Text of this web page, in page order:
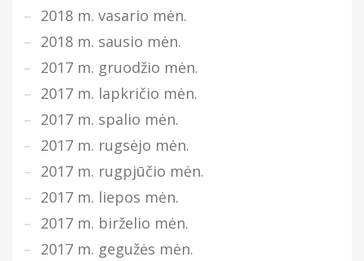
2018 m. vasario mėn.
2018 m. sausio mėn.
2017 m. gruodžio mėn.
2017 m. lapkričio mėn.
2017 m. spalio mėn.
2017 m. rugsėjo mėn.
2017 m. rugpjūčio mėn.
2017 m. liepos mėn.
2017 m. birželio mėn.
2017 m. gegužės mėn.